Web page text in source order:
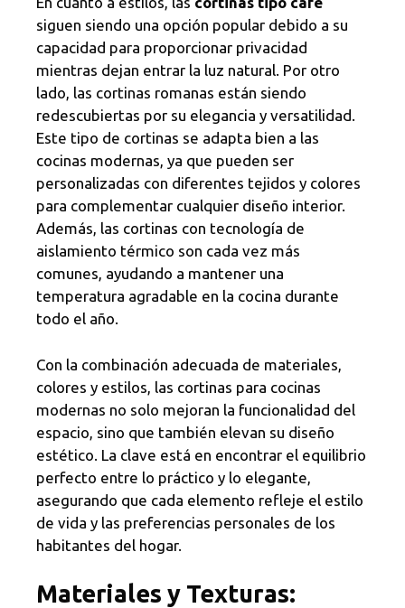
siguen siendo una opción popular debido a su
capacidad para proporcionar privacidad
mientras dejan entrar la luz natural. Por otro
lado, las cortinas romanas están siendo
redescubiertas por su elegancia y versatilidad.
Este tipo de cortinas se adapta bien a las
cocinas modernas, ya que pueden ser
personalizadas con diferentes tejidos y colores
para complementar cualquier diseño interior.
Además, las cortinas con tecnología de
aislamiento térmico son cada vez más
comunes, ayudando a mantener una
temperatura agradable en la cocina durante
todo el año.
Con la combinación adecuada de materiales,
colores y estilos, las cortinas para cocinas
modernas no solo mejoran la funcionalidad del
espacio, sino que también elevan su diseño
estético. La clave está en encontrar el equilibrio
perfecto entre lo práctico y lo elegante,
asegurando que cada elemento refleje el estilo
de vida y las preferencias personales de los
habitantes del hogar.
Materiales y Texturas: